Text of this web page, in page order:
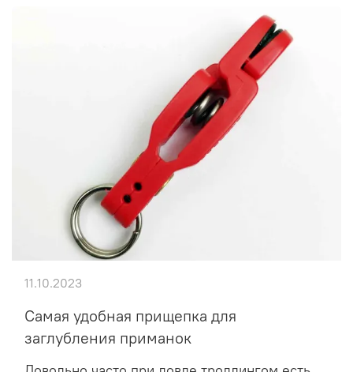
Самая удобная прищепка для
заглубления приманок
11.10.2023